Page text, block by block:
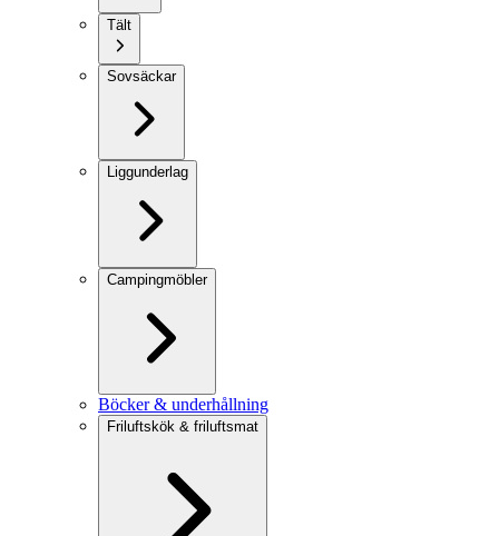
Tält
Sovsäckar
Liggunderlag
Campingmöbler
Böcker & underhållning
Friluftskök & friluftsmat